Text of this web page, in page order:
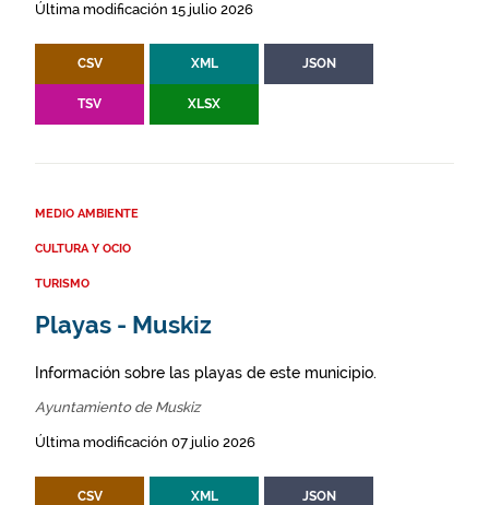
Última modificación 15 julio 2026
CSV XML JSON
TSV XLSX
MEDIO AMBIENTE
CULTURA Y OCIO
TURISMO
Playas - Muskiz
Información sobre las playas de este municipio.
Ayuntamiento de Muskiz
Última modificación 07 julio 2026
CSV XML JSON